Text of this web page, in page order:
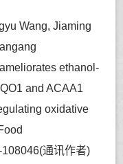
Wang, Jiaming
ethanol-
and ACAA1
oxidative
通讯作者)